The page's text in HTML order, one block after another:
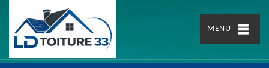
MENU